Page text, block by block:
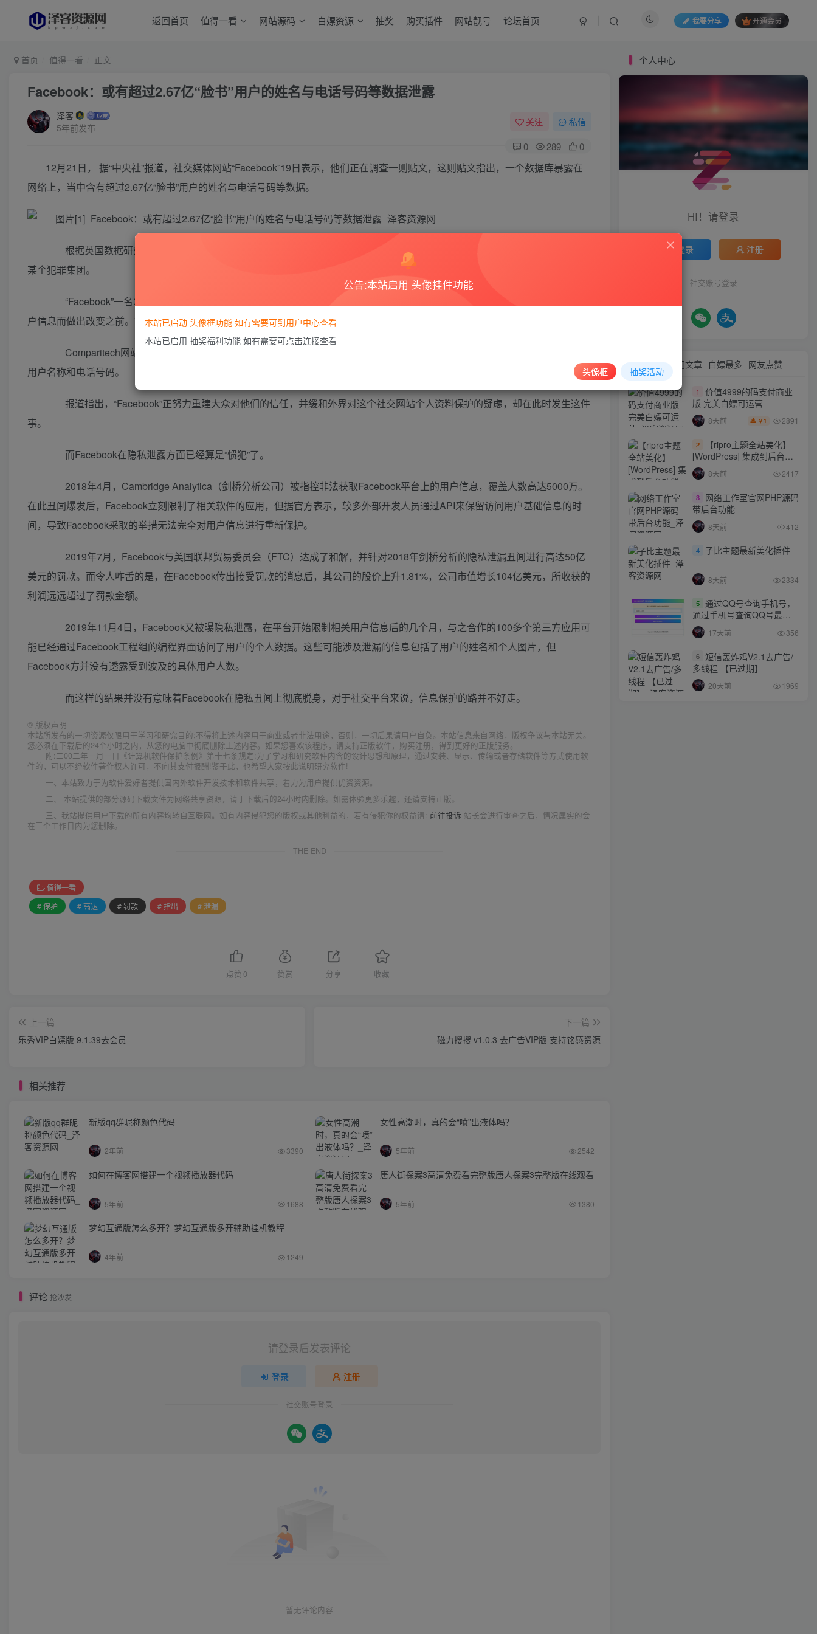
返回首页 值得一看 网站源码 白嫖资源 抽奖 购买插件 网站靓号 论坛首页 我要分享 开通会员
首页 值得一看 正文
Facebook：或有超过2.67亿“脸书”用户的姓名与电话号码等数据泄露
泽客
5年前发布
关注 私信
0 289 0
12月21日， 据“中央社”报道，社交媒体网站“Facebook”19日表示，他们正在调查一则贴文，这则贴文指出，一个数据库暴露在
网络上，当中含有超过2.67亿“脸书”用户的姓名与电话号码等数据。
根据英国数据研究公司Comparitech网站上一则贴文，数据库上周被放上一个在线黑客论坛供人下载，这个论坛显然隶属于
某个犯罪集团。
“Facebook”一名发言人说：“我们正在调查此事，但我们认为，取得这些信息的时间，可能是在‘脸书’过去几年为加强保护用
户信息而做出改变之前。”
Comparitech网站指出，安全研究人员狄亚申科(Bob Diachenko)发现这个对外开放的数据库，当中含有“脸书”用户的姓名、
用户名称和电话号码。
报道指出，“Facebook”正努力重建大众对他们的信任，并缓和外界对这个社交网站个人资料保护的疑虑，却在此时发生这件
事。
而Facebook在隐私泄露方面已经算是“惯犯”了。
2018年4月，Cambridge Analytica（剑桥分析公司）被指控非法获取Facebook平台上的用户信息，覆盖人数高达5000万。
在此丑闻爆发后，Facebook立刻限制了相关软件的应用，但据官方表示，较多外部开发人员通过API来保留访问用户基础信息的时
间，导致Facebook采取的举措无法完全对用户信息进行重新保护。
2019年7月，Facebook与美国联邦贸易委员会（FTC）达成了和解，并针对2018年剑桥分析的隐私泄漏丑闻进行高达50亿
美元的罚款。而令人咋舌的是，在Facebook传出接受罚款的消息后，其公司的股价上升1.81%，公司市值增长104亿美元，所收获的
利润远远超过了罚款金额。
2019年11月4日，Facebook又被曝隐私泄露，在平台开始限制相关用户信息后的几个月，与之合作的100多个第三方应用可
能已经通过Facebook工程组的编程界面访问了用户的个人数据。这些可能涉及泄漏的信息包括了用户的姓名和个人图片，但
Facebook方并没有透露受到波及的具体用户人数。
而这样的结果并没有意味着Facebook在隐私丑闻上彻底脱身，对于社交平台来说，信息保护的路并不好走。
© 版权声明
本站所发布的一切资源仅限用于学习和研究目的;不得将上述内容用于商业或者非法用途，否则，一切后果请用户自负。本站信息来自网络，版权争议与本站无关。
您必须在下载后的24个小时之内，从您的电脑中彻底删除上述内容。如果您喜欢该程序，请支持正版软件，购买注册，得到更好的正版服务。
附:二00二年一月一日《计算机软件保护条例》第十七条规定:为了学习和研究软件内含的设计思想和原理，通过安装、显示、传输或者存储软件等方式使用软
件的，可以不经软件著作权人许可，不向其支付报酬!鉴于此，也希望大家按此说明研究软件!
一、本站致力于为软件爱好者提供国内外软件开发技术和软件共享，着力为用户提供优资资源。
二、 本站提供的部分源码下载文件为网络共享资源，请于下载后的24小时内删除。如需体验更多乐趣，还请支持正版。
三、我站提供用户下载的所有内容均转自互联网。如有内容侵犯您的版权或其他利益的，若有侵犯你的权益请: 前往投诉 站长会进行审查之后，情况属实的会
在三个工作日内为您删除。
THE END
值得一看
# 保护
# 高达 # 罚款 # 指出 # 泄漏
点赞 0 赞赏 分享 收藏
上一篇
乐秀VIP白嫖版 9.1.39去会员
下一篇
磁力搜搜 v1.0.3 去广告VIP版 支持铭感资源
相关推荐
新版qq群昵称颜色代码
2年前 3390
女性高潮时，真的会“喷”出液体吗？
5年前 2542
如何在博客网搭建一个视频播放器代码
5年前 1688
唐人街探案3高清免费看完整版唐人探案3完整版在线观看
5年前 1380
梦幻互通版怎么多开？梦幻互通版多开辅助挂机教程
4年前 1249
评论 抢沙发
请登录后发表评论
登录 注册
社交账号登录
暂无评论内容
个人中心
HI！请登录
登录 注册
社交账号登录
热门文章 白嫖最多 网友点赞
1
价值4999的码支付商业
版 完美白嫖可运营
8天前 ￥ 1 2891
2
【ripro主题全站美化】
[WordPress] 集成到后台功
能的全站美化包
WordPress…
8天前 2417
3
网络工作室官网PHP源码
带后台功能
8天前 412
4 子比主题最新美化插件
8天前 2334
5 通过QQ号查询手机号，
通过手机号查询QQ号最新
网站源码
17天前 356
6 短信轰炸鸡V2.1去广告/
多线程 【已过期】
20天前 1969
公告:本站启用 头像挂件功能
本站已启动 头像框功能 如有需要可到用户中心查看
本站已启用 抽奖福利功能 如有需要可点击连接查看
头像框 抽奖活动